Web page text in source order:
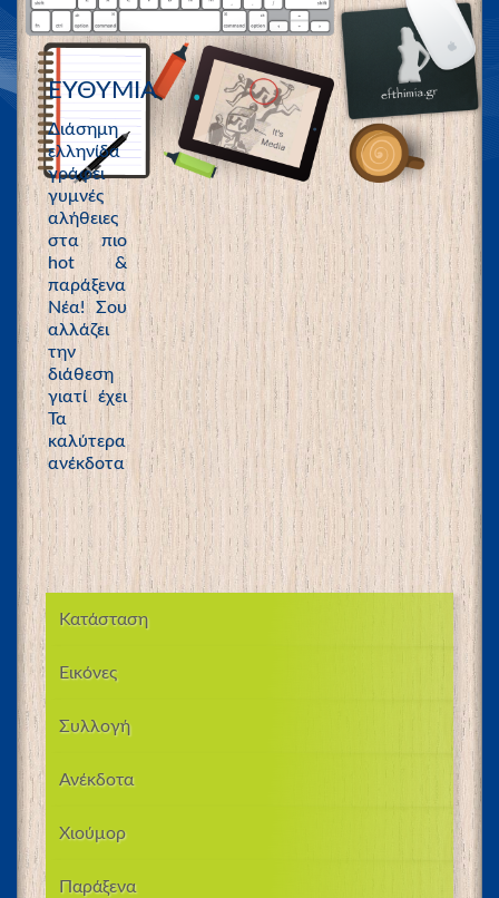
ΕΥΘΥΜΙΑ
Διάσημη
ελληνίδα
γράφει
γυμνές
αλήθειες
στα πιο
hot &
παράξενα
Νέα! Σου
αλλάζει
την
διάθεση
γιατί έχει
Τα
καλύτερα
ανέκδοτα
Κατάσταση
Εικόνες
Συλλογή
Ανέκδοτα
Χιούμορ
Παράξενα